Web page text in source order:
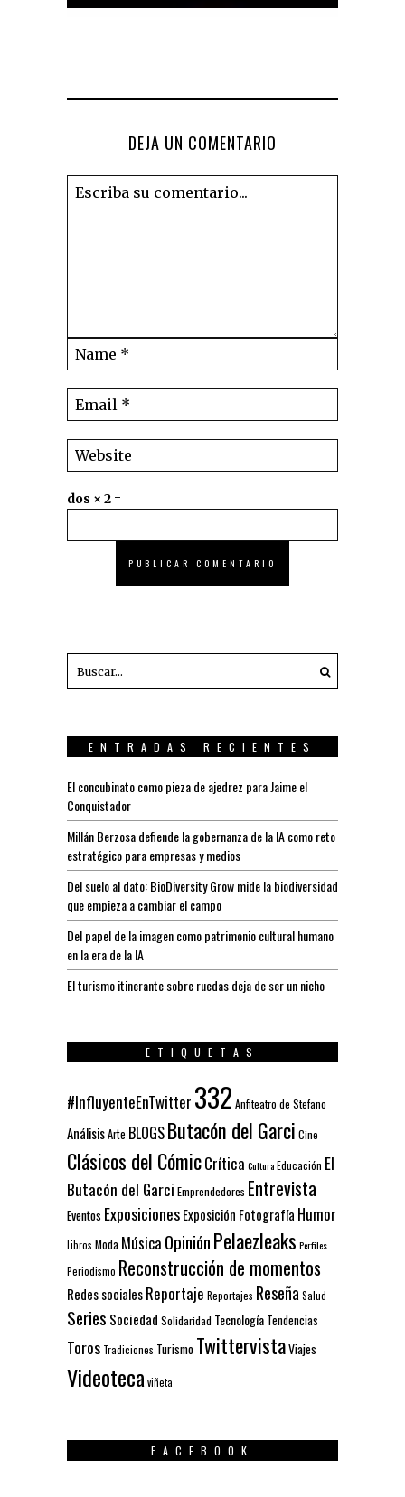
DEJA UN COMENTARIO
dos × 2 =
ENTRADAS RECIENTES
El concubinato como pieza de ajedrez para Jaime el
Conquistador
Millán Berzosa defiende la gobernanza de la IA como reto
estratégico para empresas y medios
Del suelo al dato: BioDiversity Grow mide la biodiversidad
que empieza a cambiar el campo
Del papel de la imagen como patrimonio cultural humano
en la era de la IA
El turismo itinerante sobre ruedas deja de ser un nicho
ETIQUETAS
#InfluyenteEnTwitter 332 Anfiteatro de Stefano
AnálisisArte BLOGSButacón del Garci Cine
Clásicos del CómicCrítica CulturaEducación El
Butacón del Garci Emprendedores Entrevista
Eventos ExposicionesExposición Fotografía Humor
Libros Moda Música OpiniónPelaezleaks Perfiles
Periodismo Reconstrucción de momentos
Redes socialesReportaje Reportajes ReseñaSalud
Series Sociedad Solidaridad Tecnología Tendencias
Toros Tradiciones Turismo TwittervistaViajes
Videotecaviñeta
FACEBOOK